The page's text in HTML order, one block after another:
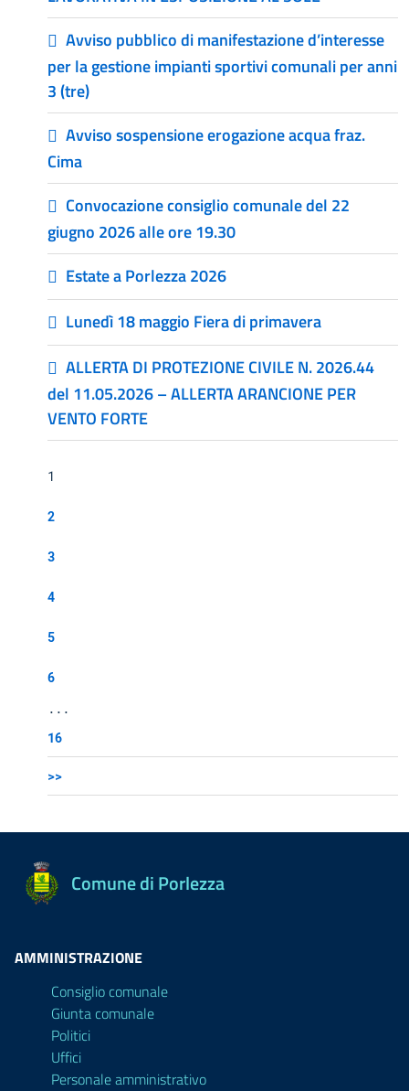
Avviso pubblico di manifestazione d’interesse
per la gestione impianti sportivi comunali per anni
3 (tre)
Avviso sospensione erogazione acqua fraz.
Cima
Convocazione consiglio comunale del 22
giugno 2026 alle ore 19.30
Estate a Porlezza 2026
Lunedì 18 maggio Fiera di primavera
ALLERTA DI PROTEZIONE CIVILE N. 2026.44
del 11.05.2026 – ALLERTA ARANCIONE PER
VENTO FORTE
1
2
3
4
5
6
...
16
>>
Comune di Porlezza
AMMINISTRAZIONE
Consiglio comunale
Giunta comunale
Politici
Uffici
Personale amministrativo